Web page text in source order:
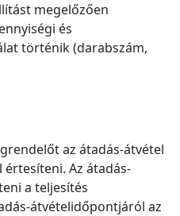
megelőzően
és
történik (darabszám,
az átadás-átvétel
Az átadás-
a teljesítés
átvételidőpontjáról az